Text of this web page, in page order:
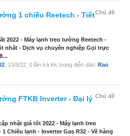
Chủ đề
1 chiều Reetech - Tiết
2022 - Máy lạnh treo tường Reetech -
nhất - Dịch vụ chuyên nghiệp Gọi trực
13/8/22 , 0 lần trả lời, trong diễn đàn: Rao
Chủ đề
FTKB Inverter - Đại lý
nhật giá tốt 2022 - Máy lạnh treo
Chiều lạnh - Inverter Gas R32 - Về hàng